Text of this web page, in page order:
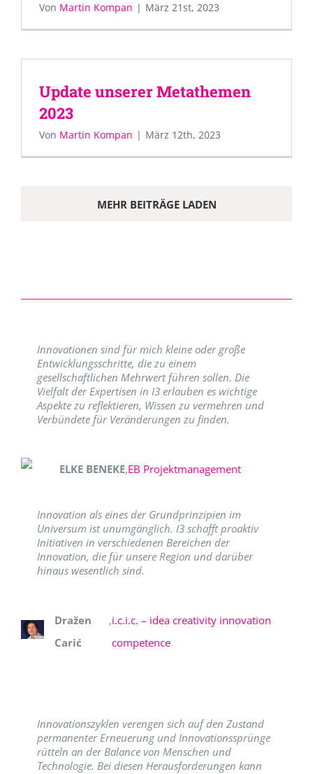
Von Martin Kompan | März 21st, 2023
Update unserer Metathemen
2023
Von Martin Kompan | März 12th, 2023
MEHR BEITRÄGE LADEN
Innovationen sind für mich kleine oder große
Entwicklungsschritte, die zu einem
gesellschaftlichen Mehrwert führen sollen. Die
Vielfalt der Expertisen in I3 erlauben es wichtige
Aspekte zu reflektieren, Wissen zu vermehren und
Verbündete für Veränderungen zu finden.
ELKE BENEKE,EB Projektmanagement
Innovation als eines der Grundprinzipien im
Universum ist unumgänglich. I3 schafft proaktiv
Initiativen in verschiedenen Bereichen der
Innovation, die für unsere Region und darüber
hinaus wesentlich sind.
Dražen
Carić
,i.c.i.c. – idea creativity innovation
competence
Innovationszyklen verengen sich auf den Zustand
permanenter Erneuerung und Innovationssprünge
rütteln an der Balance von Menschen und
Technologie. Bei diesen Herausforderungen kann